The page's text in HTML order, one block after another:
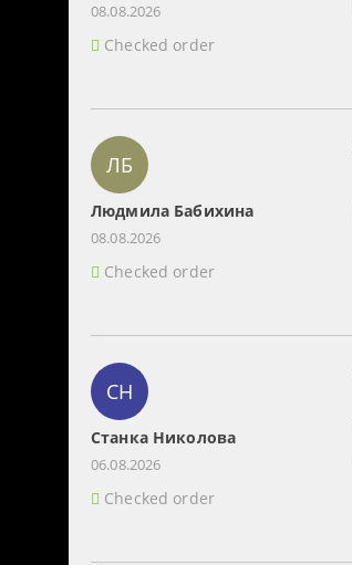
08.08.2026
Checked order
ЛБ
Людмила Бабихина
08.08.2026
Checked order
СН
Станка Николова
06.08.2026
Checked order